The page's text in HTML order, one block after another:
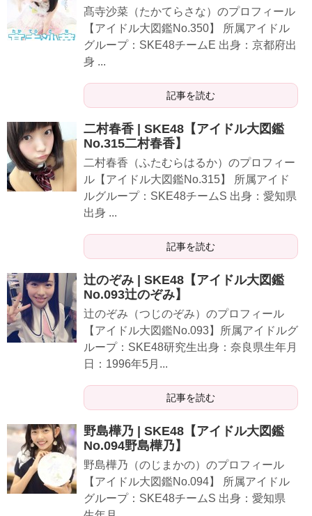
髙寺沙菜（たかてらさな）のプロフィール
【アイドル大図鑑No.350】 所属アイドル
グループ：SKE48チームE 出身：京都府出
身 ...
記事を読む
二村春香 | SKE48【アイドル大図鑑
No.315二村春香】
二村春香（ふたむらはるか）のプロフィー
ル【アイドル大図鑑No.315】 所属アイド
ルグループ：SKE48チームS 出身：愛知県
出身 ...
記事を読む
辻のぞみ | SKE48【アイドル大図鑑
No.093辻のぞみ】
辻のぞみ（つじのぞみ）のプロフィール
【アイドル大図鑑No.093】所属アイドルグ
ループ：SKE48研究生出身：奈良県生年月
日：1996年5月...
記事を読む
野島樺乃 | SKE48【アイドル大図鑑
No.094野島樺乃】
野島樺乃（のじまかの）のプロフィール
【アイドル大図鑑No.094】 所属アイドル
グループ：SKE48チームS 出身：愛知県